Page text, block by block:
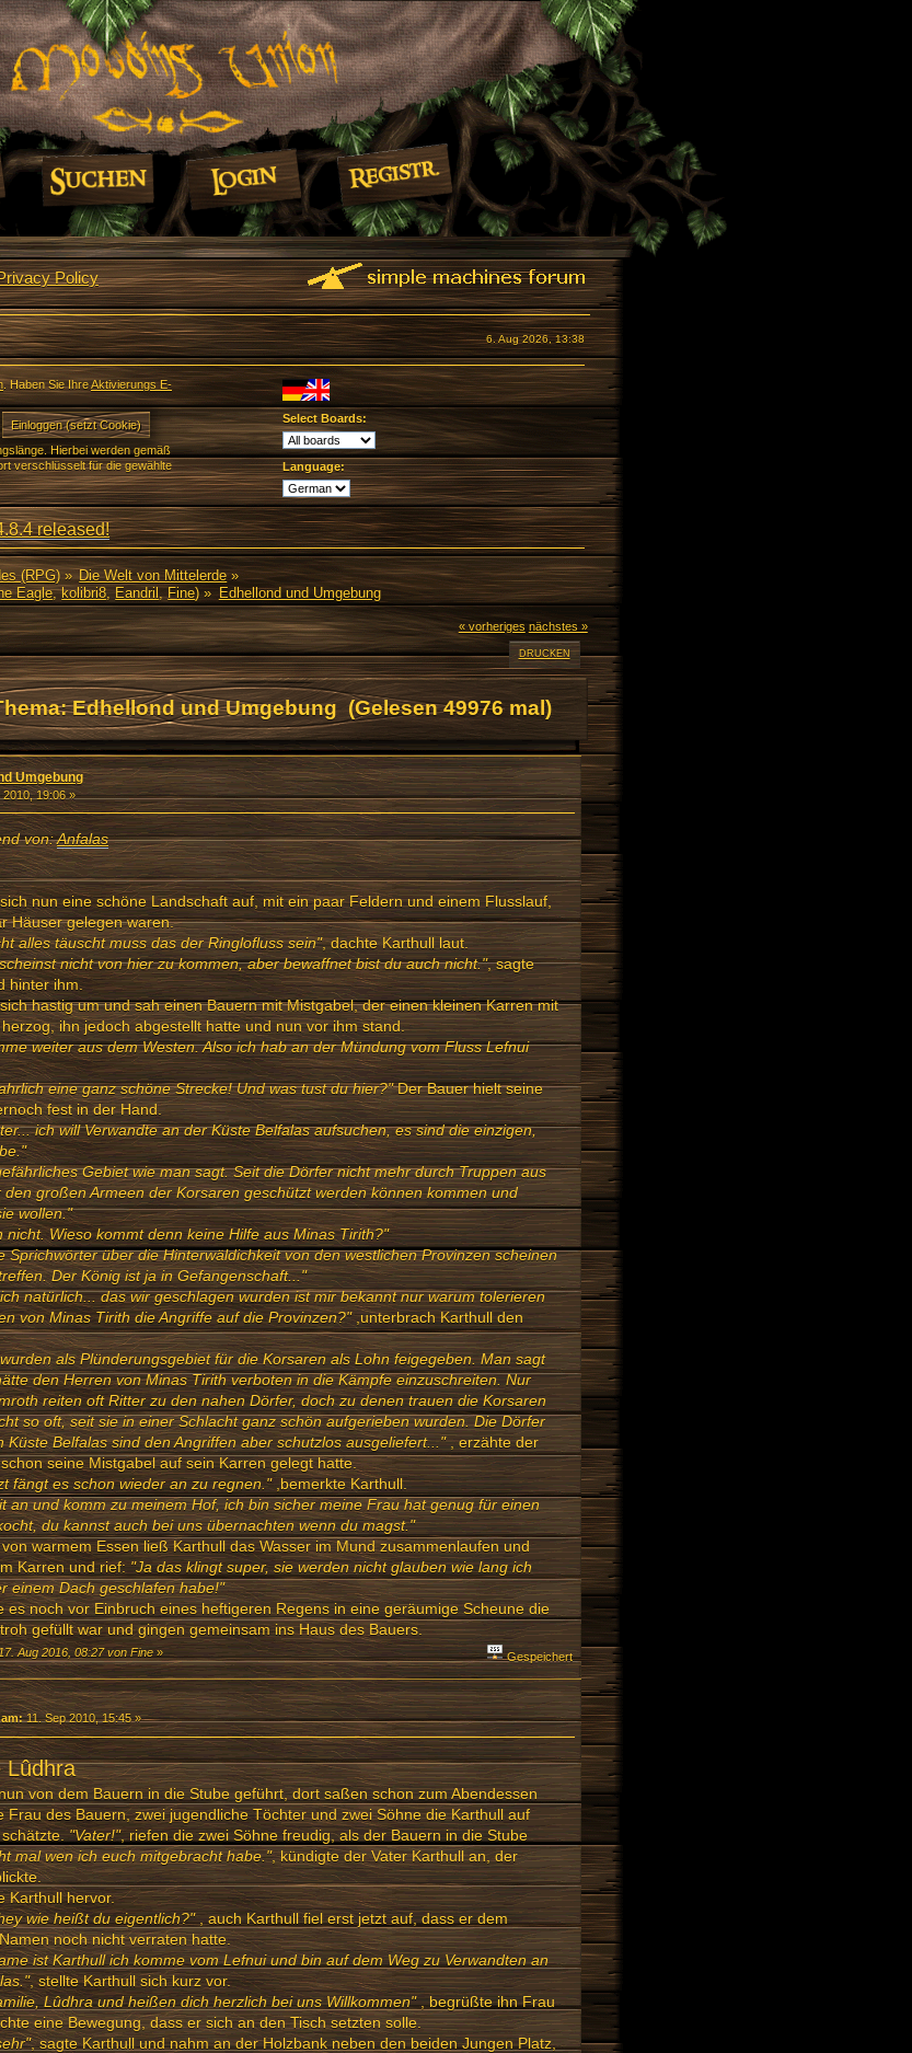
Policy
6. Aug 2026, 13:38
. Haben Sie IhreAktivierungs E-
Hierbei werden gemäß
verschlüsselt für die gewählte
Select Boards:
Language:
released!
(RPG)» Die Welt von Mittelerde»
Eagle,kolibri8, Eandril,Fine) » Edhellond und Umgebung
« vorheriges nächstes »
DRUCKEN
Edhellond und Umgebung (Gelesen 49976 mal)
Umgebung
19:06 »
von:Anfalas
nun eine schöne Landschaft auf, mit ein paar Feldern und einem Flusslauf,
Häuser gelegen waren.
alles täuscht muss das der Ringlofluss sein", dachte Karthull laut.
nicht von hier zu kommen, aber bewaffnet bist du auch nicht.", sagte
hinter ihm.
hastig um und sah einen Bauern mit Mistgabel, der einen kleinen Karren mit
ihn jedoch abgestellt hatte und nun vor ihm stand.
weiter aus dem Westen. Also ich hab an der Mündung vom Fluss Lefnui
eine ganz schöne Strecke! Und was tust du hier?"Der Bauer hielt seine
fest in der Hand.
ich will Verwandte an der Küste Belfalas aufsuchen, es sind die einzigen,
Gebiet wie man sagt. Seit die Dörfer nicht mehr durch Truppen aus
den großen Armeen der Korsaren geschützt werden können kommen und
wollen."
nicht. Wieso kommt denn keine Hilfe aus Minas Tirith?"
Sprichwörter über die Hinterwäldichkeit von den westlichen Provinzen scheinen
Der König ist ja in Gefangenschaft..."
natürlich... das wir geschlagen wurden ist mir bekannt nur warum tolerieren
von Minas Tirith die Angriffe auf die Provinzen?",unterbrach Karthull den
als Plünderungsgebiet für die Korsaren als Lohn feigegeben. Man sagt
den Herren von Minas Tirith verboten in die Kämpfe einzuschreiten. Nur
reiten oft Ritter zu den nahen Dörfer, doch zu denen trauen die Korsaren
so oft, seit sie in einer Schlacht ganz schön aufgerieben wurden. Die Dörfer
Küste Belfalas sind den Angriffen aber schutzlos ausgeliefert...", erzähte der
seine Mistgabel auf sein Karren gelegt hatte.
fängt es schon wieder an zu regnen.",bemerkte Karthull.
an und komm zu meinem Hof, ich bin sicher meine Frau hat genug für einen
du kannst auch bei uns übernachten wenn du magst."
warmem Essen ließ Karthull das Wasser im Mund zusammenlaufen und
Karren und rief: "Ja das klingt super, sie werden nicht glauben wie lang ich
einem Dach geschlafen habe!"
es noch vor Einbruch eines heftigeren Regens in eine geräumige Scheune die
gefüllt war und gingen gemeinsam ins Haus des Bauers.
Aug 2016, 08:27 von Fine» Gespeichert
11. Sep 2010, 15:45 »
Lûdhra
von dem Bauern in die Stube geführt, dort saßen schon zum Abendessen
Frau des Bauern, zwei jugendliche Töchter und zwei Söhne die Karthull auf
schätzte."Vater!", riefen die zwei Söhne freudig, als der Bauern in die Stube
mal wen ich euch mitgebracht habe.", kündigte der Vater Karthull an, der
Karthull hervor.
wie heißt du eigentlich?", auch Karthull fiel erst jetzt auf, dass er dem
noch nicht verraten hatte.
ist Karthull ich komme vom Lefnui und bin auf dem Weg zu Verwandten an
, stellte Karthull sich kurz vor.
Lûdhra und heißen dich herzlich bei uns Willkommen", begrüßte ihn Frau
eine Bewegung, dass er sich an den Tisch setzten solle.
, sagte Karthull und nahm an der Holzbank neben den beiden Jungen Platz,